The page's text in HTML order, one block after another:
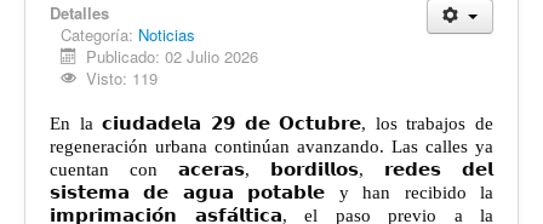
Detalles
Categoría: Noticias
Publicado: 02 Julio 2026
Visto: 119
En la 𝗰𝗶𝘂𝗱𝗮𝗱𝗲𝗹𝗮 𝟮𝟵 𝗱𝗲 𝗢𝗰𝘁𝘂𝗯𝗿𝗲, los trabajos de
regeneración urbana continúan avanzando. Las calles ya
cuentan con 𝗮𝗰𝗲𝗿𝗮𝘀, 𝗯𝗼𝗿𝗱𝗶𝗹𝗹𝗼𝘀, 𝗿𝗲𝗱𝗲𝘀 𝗱𝗲𝗹
𝘀𝗶𝘀𝘁𝗲𝗺𝗮 𝗱𝗲 𝗮𝗴𝘂𝗮 𝗽𝗼𝘁𝗮𝗯𝗹𝗲 y han recibido la
𝗶𝗺𝗽𝗿𝗶𝗺𝗮𝗰𝗶𝗼́𝗻 𝗮𝘀𝗳𝗮́𝗹𝘁𝗶𝗰𝗮, el paso previo a la